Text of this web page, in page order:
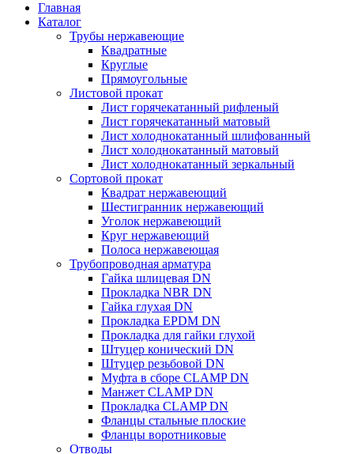
Главная
Каталог
Трубы нержавеющие
Квадратные
Круглые
Прямоугольные
Листовой прокат
Лист горячекатанный рифленый
Лист горячекатанный матовый
Лист холоднокатанный шлифованный
Лист холоднокатанный матовый
Лист холоднокатанный зеркальный
Сортовой прокат
Квадрат нержавеющий
Шестигранник нержавеющий
Уголок нержавеющий
Круг нержавеющий
Полоса нержавеющая
Трубопроводная арматура
Гайка шлицевая DN
Прокладка NBR DN
Гайка глухая DN
Прокладка EPDM DN
Прокладка для гайки глухой
Штуцер конический DN
Штуцер резьбовой DN
Муфта в сборе CLAMP DN
Манжет CLAMP DN
Прокладка CLAMP DN
Фланцы стальные плоские
Фланцы воротниковые
Отводы